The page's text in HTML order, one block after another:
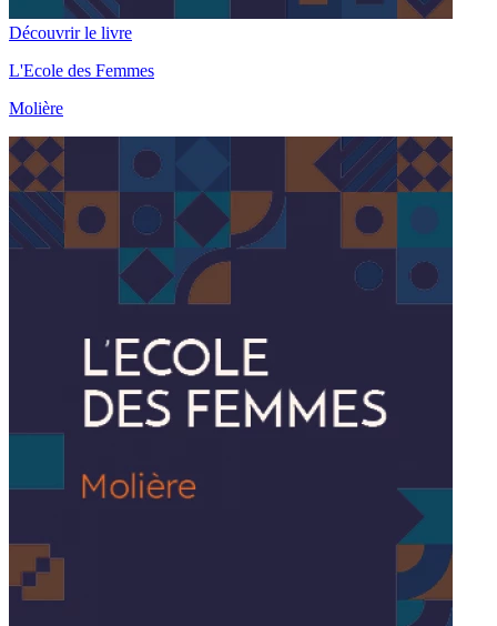
Découvrir le livre
L'Ecole des Femmes
Molière